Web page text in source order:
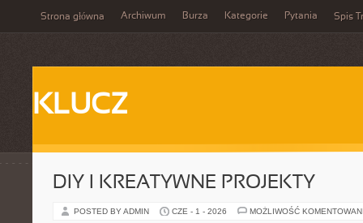
Strona główna Archiwum Burza Kategorie Pytania Spis
KLUCZ
DIY I KREATYWNE PROJEKTY
POSTED BY ADMIN CZE - 1 - 2026 MOŻLIWOŚĆ